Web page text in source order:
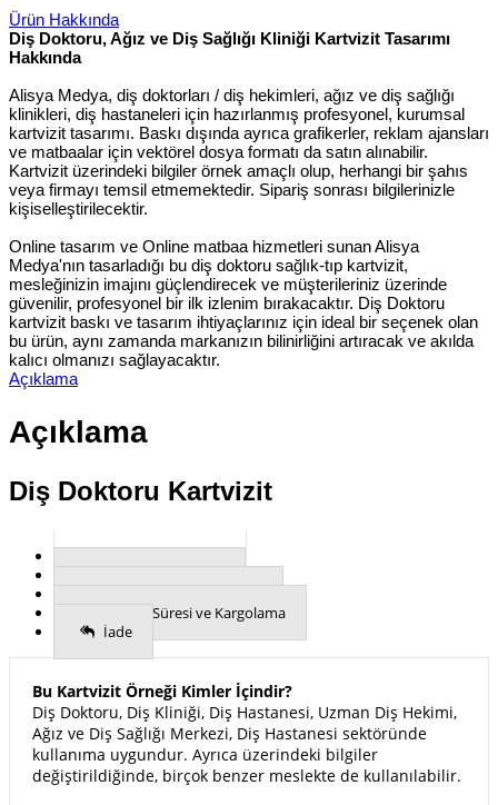
Ürün Hakkında
Diş Doktoru, Ağız ve Diş Sağlığı Kliniği Kartvizit Tasarımı
Hakkında
Alisya Medya, diş doktorları / diş hekimleri, ağız ve diş sağlığı
klinikleri, diş hastaneleri için hazırlanmış profesyonel, kurumsal
kartvizit tasarımı. Baskı dışında ayrıca grafikerler, reklam ajansları
ve matbaalar için vektörel dosya formatı da satın alınabilir.
Kartvizit üzerindeki bilgiler örnek amaçlı olup, herhangi bir şahıs
veya firmayı temsil etmemektedir. Sipariş sonrası bilgilerinizle
kişiselleştirilecektir.
Online tasarım ve Online matbaa hizmetleri sunan Alisya
Medya'nın tasarladığı bu diş doktoru sağlık-tıp kartvizit,
mesleğinizin imajını güçlendirecek ve müşterileriniz üzerinde
güvenilir, profesyonel bir ilk izlenim bırakacaktır. Diş Doktoru
kartvizit baskı ve tasarım ihtiyaçlarınız için ideal bir seçenek olan
bu ürün, aynı zamanda markanızın bilinirliğini artıracak ve akılda
kalıcı olmanızı sağlayacaktır.
Açıklama
Açıklama
Diş Doktoru Kartvizit
Üretim Süresi ve Kargolama
İade
Bu Kartvizit Örneği Kimler İçindir?
Diş Doktoru, Diş Kliniği, Diş Hastanesi, Uzman Diş Hekimi,
Ağız ve Diş Sağlığı Merkezi, Diş Hastanesi sektöründe
kullanıma uygundur. Ayrıca üzerindeki bilgiler
değiştirildiğinde, birçok benzer meslekte de kullanılabilir.